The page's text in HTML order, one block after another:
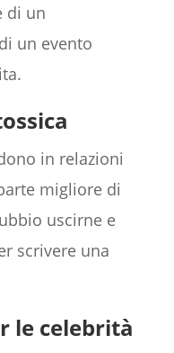
di un
un evento
in relazioni
migliore di
uscirne e
scrivere una
le celebrità